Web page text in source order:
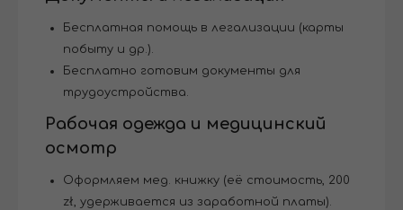
Бесплатная помощь в легализации (карты
побыту и др.).
Бесплатно готовим документы для
трудоустройства.
Рабочая одежда и медицинский
осмотр
Оформляем мед. книжку (её стоимость, 200
zł, удерживается из заработной платы).